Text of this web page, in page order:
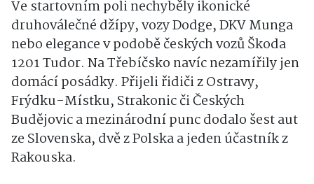
Ve startovním poli nechyběly ikonické
druhoválečné džípy, vozy Dodge, DKV Munga
nebo elegance v podobě českých vozů Škoda
1201 Tudor. Na Třebíčsko navíc nezamířily jen
domácí posádky. Přijeli řidiči z Ostravy,
Frýdku-Místku, Strakonic či Českých
Budějovic a mezinárodní punc dodalo šest aut
ze Slovenska, dvě z Polska a jeden účastník z
Rakouska.